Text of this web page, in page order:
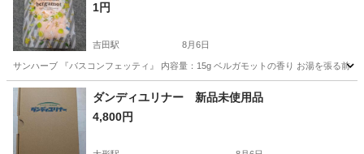
1円
吉田駅 8月6日
サンハーブ 『バスコンフェッティ』 内容量：15g ベルガモットの香り お湯を張る前
新潟 燕市 吉田駅 家庭用品
ダンディユリナー 新品未使用品
4,800円